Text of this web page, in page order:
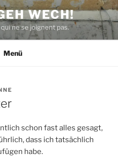
WECH!
ne se joignent pas.
Menü
schon fast alles gesagt,
dass ich tatsächlich
habe.